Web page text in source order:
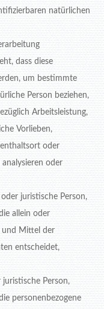
natürlichen
dass diese
um bestimmte
Person beziehen,
Arbeitsleistung,
Vorlieben,
oder
oder
juristische Person,
allein oder
und Mittel der
entscheidet,
juristische Person,
personenbezogene